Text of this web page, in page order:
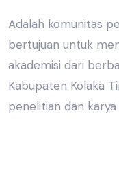
Adalah komunitas
bertujuan untuk
akademisi dari
Kabupaten Kolaka
penelitian dan